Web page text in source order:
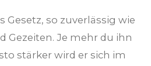
Gesetz, so zuverlässig wie
Gezeiten. Je mehr du ihn
stärker wird er sich im